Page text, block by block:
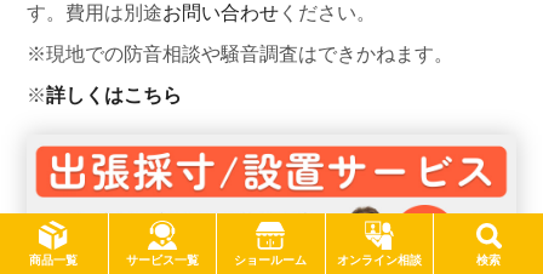
商品一覧 サービス一覧 ショールーム オンライン相談 検索
す。費用は別途お問い合わせ ください。
※現地での防音相談や騒音調査はできかねます。
※詳しくはこちら